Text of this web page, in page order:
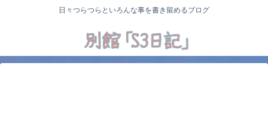
日々つらつらといろんな事を書き留めるブログ